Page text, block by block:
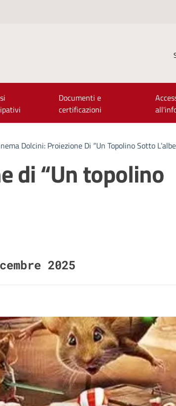
Documenti e
certificazioni
Dolcini: Proiezione Di “Un Topolino Sotto
di “Un topolino
2025